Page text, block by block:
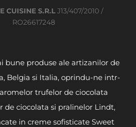
CUISINE S.R.LJ13/407/2010 /
RO26617248
bune produse ale artizanilor de
Belgia si Italia, oprindu-ne intr-
trufelor de ciocolata
de ciocolata si pralinelor Lindt,
in creme sofisticate Sweet